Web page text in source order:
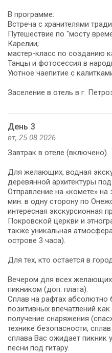
В программе:
Встреча с хранителями
Путешествие по "мосту
Карелии;
мастер-класс по созданию
Танцы и фотосессия в
Уютное чаепитие с
Заселение в отель в г.
День 3
вт, 25.08.2026
Завтрак в отеле (включено).
Для желающих, водная
деревянной архитектуры
Отправление на «комете»
мин. в одну сторону по
интересная экскурсионная
Покровской церкви и
также уникальная
острове 3 часа).
Для тех, кто остается в
Вечером для всех
пикником (доп. плата).
Сплав на рафтах абсолютно
позитивных впечатлений
получение снаряжения
технике безопасности,
сплава Вас ожидает пикник
песни под гитару.